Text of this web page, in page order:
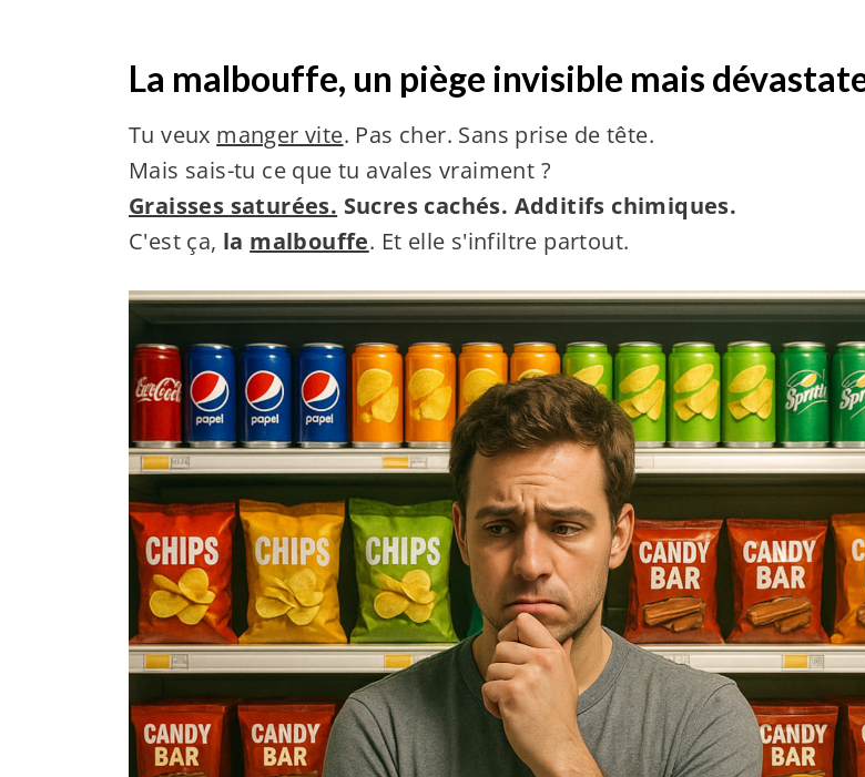
La malbouffe, un piège invisible mais
Tu veux manger vite. Pas cher. Sans prise de tête.
Mais sais-tu ce que tu avales vraiment ?
Graisses saturées. Sucres cachés. Additifs chimiques.
C'est ça, la malbouffe. Et elle s'infiltre partout.